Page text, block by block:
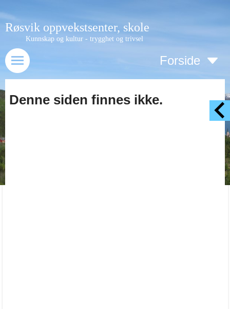
Røsvik oppvekstsenter, skole
Kunnskap og kultur - trygghet og trivsel
Forside
Denne siden finnes ikke.